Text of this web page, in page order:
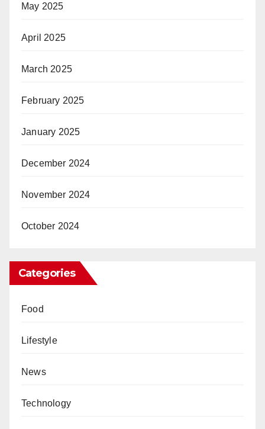
May 2025
April 2025
March 2025
February 2025
January 2025
December 2024
November 2024
October 2024
Categories
Food
Lifestyle
News
Technology